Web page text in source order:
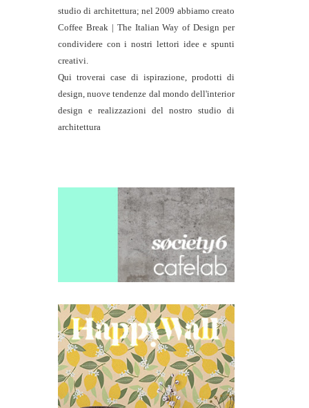
studio di architettura; nel 2009 abbiamo creato
Coffee Break | The Italian Way of Design per
condividere con i nostri lettori idee e spunti
creativi.
Qui troverai case di ispirazione, prodotti di
design, nuove tendenze dal mondo dell'interior
design e realizzazioni del nostro studio di
architettura